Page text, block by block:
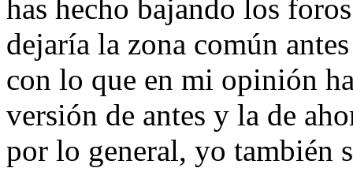
has hecho bajando los
dejaría la zona común
con lo que en mi opinión
versión de antes y la de
por lo general, yo también